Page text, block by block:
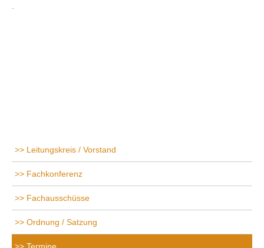
Leitungskreis / Vorstand
Fachkonferenz
Fachausschüsse
Ordnung / Satzung
Termine